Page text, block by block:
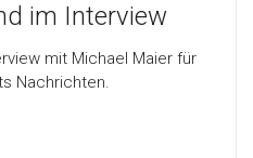
im Interview
mit Michael Maier für
Nachrichten.